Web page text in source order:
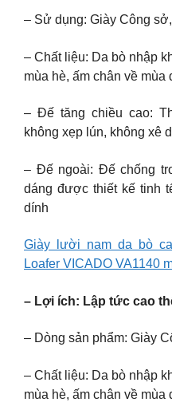
– Sử dụng: Giày Công
– Chất liệu: Da bò nhập
mùa hè, ấm chân về mùa
– Đế tăng chiều cao:
không xẹp lún, không xê
– Đế ngoài: Đế chống
dáng được thiết kế tinh
dính
Giày lười nam da bò
Loafer VICADO VA1140
– Lợi ích: Lập tức cao
– Dòng sản phẩm: Giày
– Chất liệu: Da bò nhập
mùa hè, ấm chân về mùa